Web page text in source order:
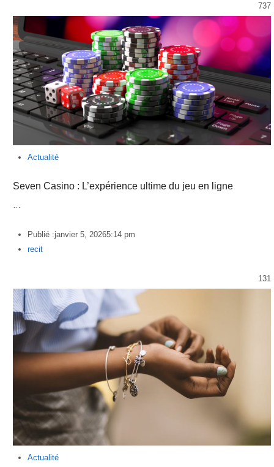
737
Actualité
Seven Casino : L’expérience ultime du jeu en ligne
Publié :janvier 5, 20265:14 pm
Author
recit
131
Actualité